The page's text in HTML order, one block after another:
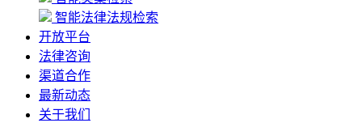
智能法律法规检索
开放平台
法律咨询
渠道合作
最新动态
关于我们